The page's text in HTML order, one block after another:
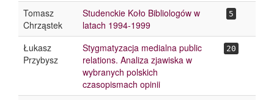
Tomasz
Chrząstek
Studenckie Koło Bibliologów w
latach 1994-1999
5
Łukasz
Przybysz
Stygmatyzacja medialna public
relations. Analiza zjawiska w
wybranych polskich
czasopismach opinii
20